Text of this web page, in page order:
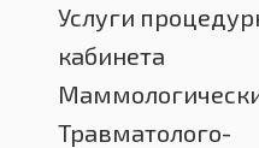
Услуги
кабинета
Травматолого-